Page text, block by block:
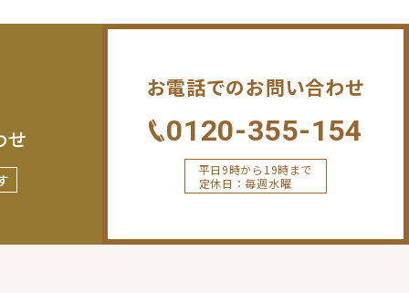
せ
お電話でのお問い合わせ
0120-355-154
平日9時から19時まで
定休日：毎週水曜